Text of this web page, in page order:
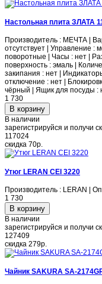
Настольная плита ЗЛАТА
Производитель : МЕЧТА |
отсутствует | Управление :
поворотные | Часы : нет |
поверхность : эмаль |
закипания : нет |
отключение : нет |
чёрный | Ящик для посуды :
1 730
В наличии
зарегистрируйся и получи
117024
скидка 70р.
Утюг LERAN CEI 3220
Производитель : LERAN |
1 730
В наличии
зарегистрируйся и получи
127409
скидка 279р.
Чайник SAKURA SA-